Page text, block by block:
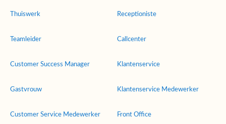
Thuiswerk
Teamleider
Customer Success Manager
Gastvrouw
Customer Service Medewerker
Receptioniste
Callcenter
Klantenservice
Klantenservice Medewerker
Front Office